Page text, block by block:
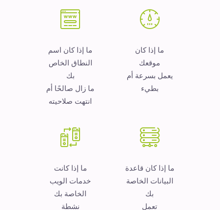
ما إذا كان
موقعك
يعمل بسرعة أم
بطيء
ما إذا كان اسم
النطاق الخاص
بك
ما زال صالحًا أم
انتهت صلاحيته
ما إذا كان قاعدة
البيانات الخاصة
بك
تعمل
ما إذا كانت
خدمات الويب
الخاصة بك
نشطة